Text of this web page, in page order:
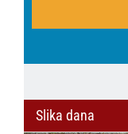
Slika dana